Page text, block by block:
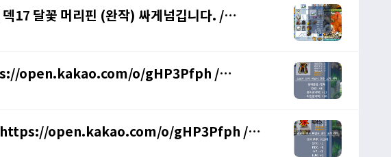
17 달꽃 머리핀 (완작) 싸게넘깁니다. /
open.kakao.com/o/gHP3Pfph /
/ https://open.kakao.com/o/gHP3Pfph /